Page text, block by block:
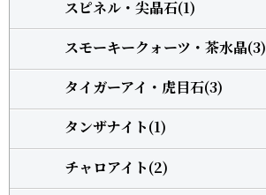
スピネル・尖晶石(1)
スモーキークォーツ・茶水晶(3)
タイガーアイ・虎目石(3)
タンザナイト(1)
チャロアイト(2)